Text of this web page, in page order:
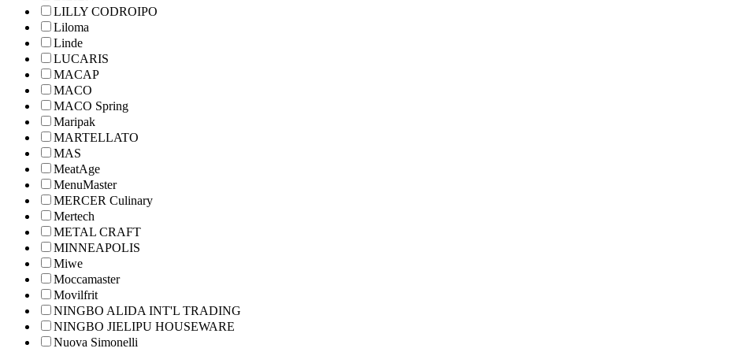
LILLY CODROIPO
Liloma
Linde
LUCARIS
MACAP
MACO
MACO Spring
Maripak
MARTELLATO
MAS
MeatAge
MenuMaster
MERCER Culinary
Mertech
METAL CRAFT
MINNEAPOLIS
Miwe
Moccamaster
Movilfrit
NINGBO ALIDA INT'L TRADING
NINGBO JIELIPU HOUSEWARE
Nuova Simonelli